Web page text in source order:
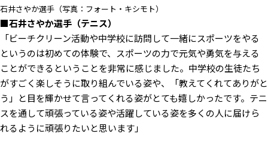
石井さやか選手（写真：フォート・キシモト）
■石井さやか選手（テニス）
「ビーチクリーン活動や中学校に訪問して一緒にスポーツをやる
というのは初めての体験で、スポーツの力で元気や勇気を与える
ことができるということを非常に感じました。中学校の生徒たち
がすごく楽しそうに取り組んでいる姿や、「教えてくれてありがと
う」と目を輝かせて言ってくれる姿がとても嬉しかったです。テニ
スを通して頑張っている姿や活躍している姿を多くの人に届けら
れるように頑張りたいと思います」